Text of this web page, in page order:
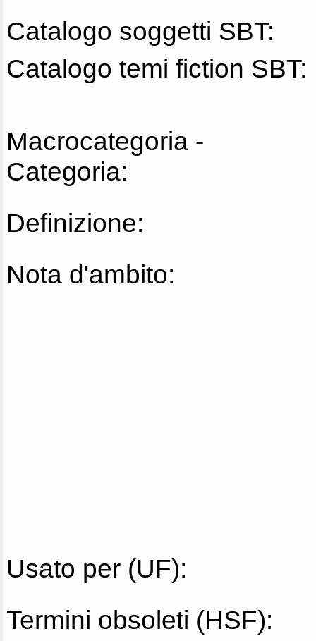
Catalogo soggetti SBT:
Catalogo temi fiction SBT:
Macrocategoria -
Categoria:
Definizione:
Nota d'ambito:
Usato per (UF):
Termini obsoleti (HSF):